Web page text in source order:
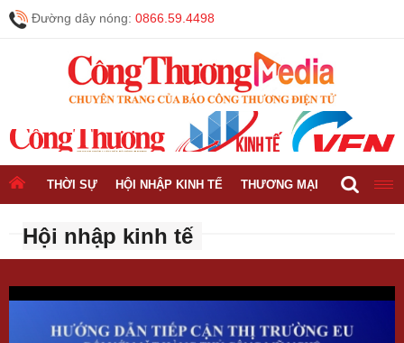
Đường dây nóng: 0866.59.4498
THỜI SỰ HỘI NHẬP KINH TẾ THƯƠNG MẠI CÔNG
Hội nhập kinh tế